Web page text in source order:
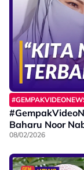
Baharu Noor
08/02/2026